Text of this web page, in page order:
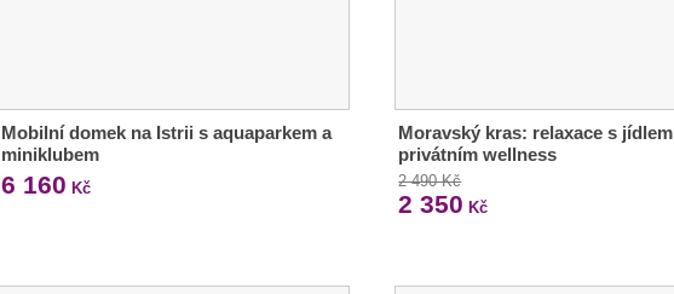
Mobilní domek na Istrii s aquaparkem a
miniklubem
6 160 Kč
Moravský kras: relaxace s
privátním wellness
2 490 Kč
2 350 Kč